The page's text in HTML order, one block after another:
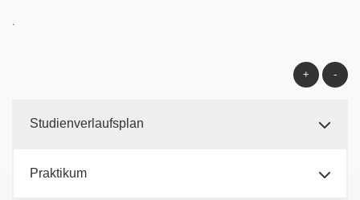
+ -
Studienverlaufsplan
Praktikum